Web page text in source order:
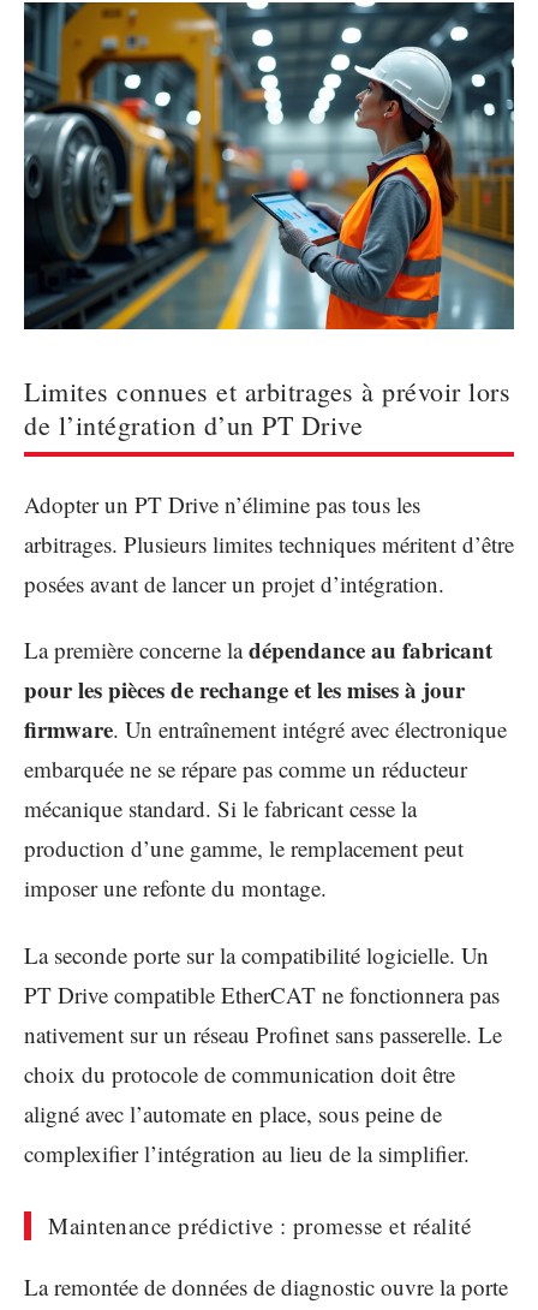
Limites connues et arbitrages à prévoir lors
de l’intégration d’un PT Drive
Adopter un PT Drive n’élimine pas tous les
arbitrages. Plusieurs limites techniques méritent d’être
posées avant de lancer un projet d’intégration.
La première concerne ladépendance au fabricant
pour les pièces de rechange et les mises à jour
firmware. Un entraînement intégré avec électronique
embarquée ne se répare pas comme un réducteur
mécanique standard. Si le fabricant cesse la
production d’une gamme, le remplacement peut
imposer une refonte du montage.
La seconde porte sur la compatibilité logicielle. Un
PT Drive compatible EtherCAT ne fonctionnera pas
nativement sur un réseau Profinet sans passerelle. Le
choix du protocole de communication doit être
aligné avec l’automate en place, sous peine de
complexifier l’intégration au lieu de la simplifier.
Maintenance prédictive : promesse et réalité
La remontée de données de diagnostic ouvre la porte